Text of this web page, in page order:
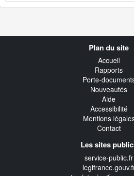
Plan du site
Accueil
Rapports
Porte-
Nouveautés
Aide
Accessibilité
Mentions
Contact
Les sites
service-public.fr